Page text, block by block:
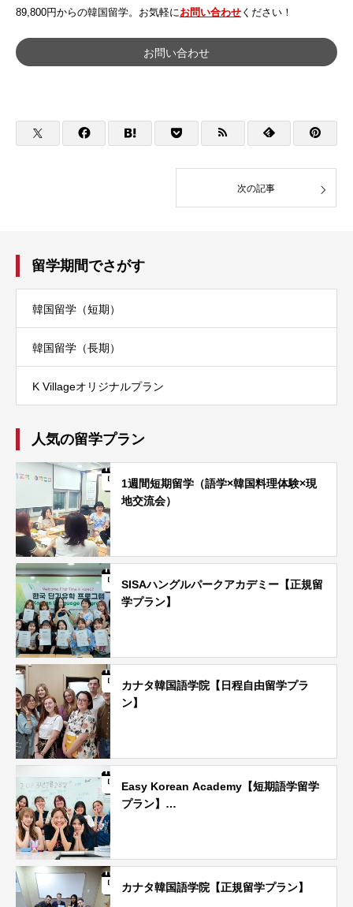
89,800円からの韓国留学。お気軽にお問い合わせ ください！
お問い合わせ
次の記事
留学期間でさがす
韓国留学（短期）
韓国留学（長期）
K Villageオリジナルプラン
人気の留学プラン
1週間短期留学（語学×韓国料理体験×現
地交流会）
SISAハングルパークアカデミー【正規留
学プラン】
カナタ韓国語学院【日程自由留学プラ
ン】
Easy Korean Academy【短期語学留学
プラン】…
カナタ韓国語学院【正規留学プラン】